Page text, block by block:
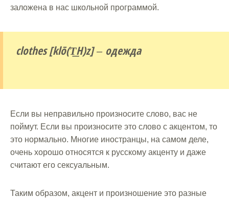
заложена в нас школьной программой.
clothes [klō(T͟H)z]– одежда
Если вы неправильно произносите слово, вас не
поймут. Если вы произносите это слово с акцентом, то
это нормально. Многие иностранцы, на самом деле,
очень хорошо относятся к русскому акценту и даже
считают его сексуальным.
Таким образом, акцент и произношение это разные